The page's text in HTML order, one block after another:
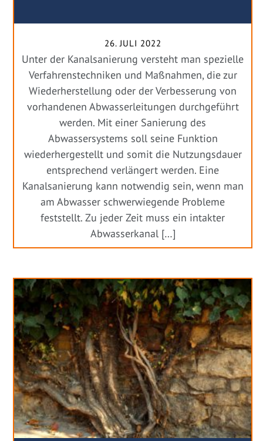
26. JULI 2022
Unter der Kanalsanierung versteht man spezielle
Verfahrenstechniken und Maßnahmen, die zur
Wiederherstellung oder der Verbesserung von
vorhandenen Abwasserleitungen durchgeführt
werden. Mit einer Sanierung des
Abwassersystems soll seine Funktion
wiederhergestellt und somit die Nutzungsdauer
entsprechend verlängert werden. Eine
Kanalsanierung kann notwendig sein, wenn man
am Abwasser schwerwiegende Probleme
feststellt. Zu jeder Zeit muss ein intakter
Abwasserkanal […]